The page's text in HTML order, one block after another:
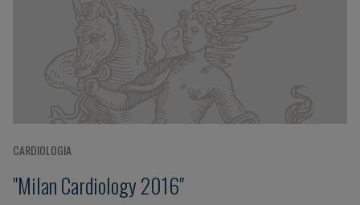
CARDIOLOGIA
"Milan Cardiology 2016"